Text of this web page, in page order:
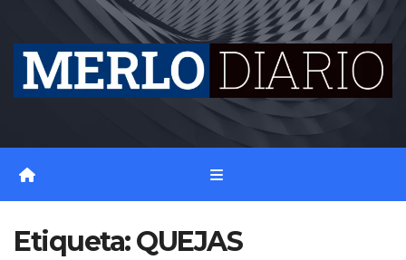
content
Etiqueta:QUEJAS